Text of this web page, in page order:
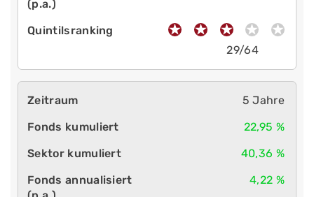
29/64
5 Jahre
22,95 %
40,36 %
4,22 %